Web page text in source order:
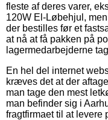
fleste af deres varer,
120W El-Løbehjul,
der bestilles før et
at nå at få pakken på
lagermedarbejderne
En hel del internet
kræves det at der
man tage den mest
man befinder sig i
fragtfirmaet til at levere